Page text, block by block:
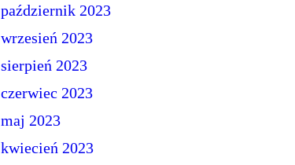
październik 2023
wrzesień 2023
sierpień 2023
czerwiec 2023
maj 2023
kwiecień 2023